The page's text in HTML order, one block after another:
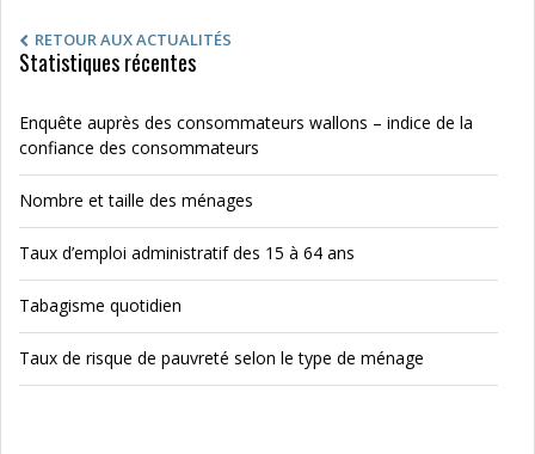
RETOUR AUX ACTUALITÉS
Statistiques récentes
Enquête auprès des consommateurs wallons – indice de la
confiance des consommateurs
Nombre et taille des ménages
Taux d’emploi administratif des 15 à 64 ans
Tabagisme quotidien
Taux de risque de pauvreté selon le type de ménage